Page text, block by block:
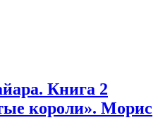
Книга 2
короли». Морис